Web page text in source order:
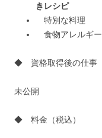
きレシピ
特別な料理
食物アレルギー
◆ 資格取得後の仕事
未公開
◆ 料金（税込）